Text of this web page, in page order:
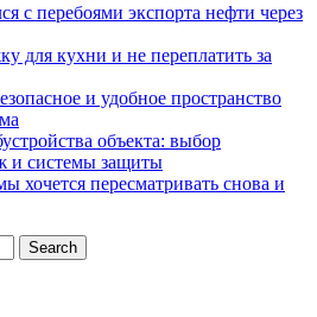
с перебоями экспорта нефти через
для кухни и не переплатить за
и удобное пространство
объекта: выбор
и системы защиты
хочется пересматривать снова и